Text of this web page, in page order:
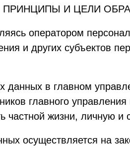
ПРИНЦИПЫ И ЦЕЛИ
оператором
и других субъектов
данных в главном
главного
частной жизни, личную
осуществляется на